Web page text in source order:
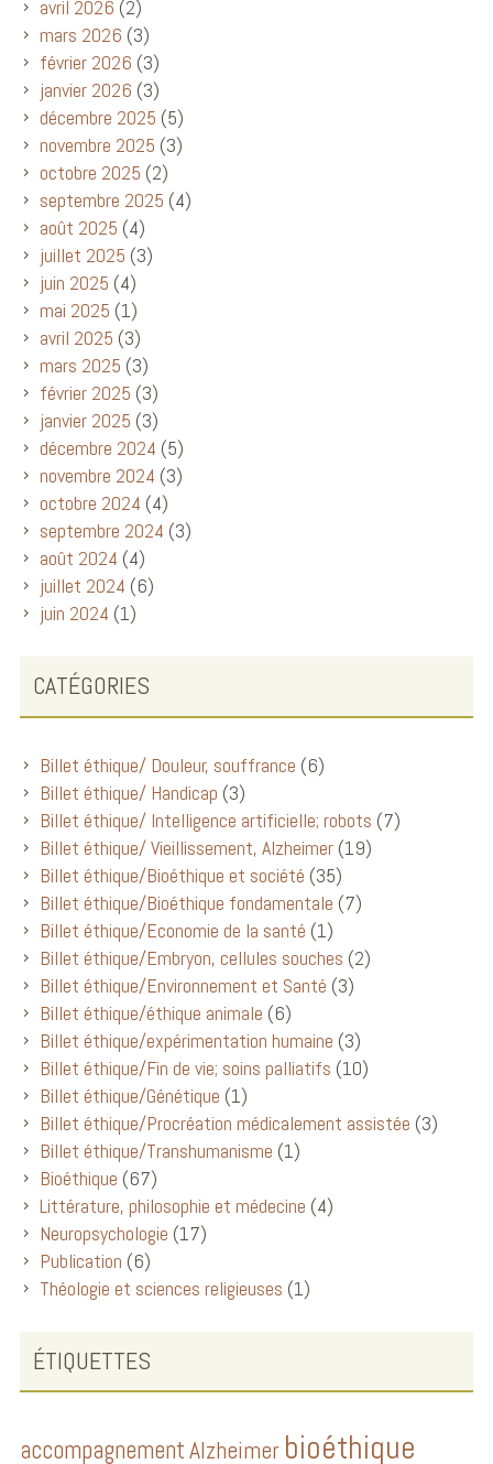
avril 2026 (2)
mars 2026 (3)
février 2026 (3)
janvier 2026 (3)
décembre 2025 (5)
novembre 2025 (3)
octobre 2025 (2)
septembre 2025 (4)
août 2025 (4)
juillet 2025 (3)
juin 2025 (4)
mai 2025 (1)
avril 2025 (3)
mars 2025 (3)
février 2025 (3)
janvier 2025 (3)
décembre 2024 (5)
novembre 2024 (3)
octobre 2024 (4)
septembre 2024 (3)
août 2024 (4)
juillet 2024 (6)
juin 2024 (1)
CATÉGORIES
Billet éthique/ Douleur, souffrance (6)
Billet éthique/ Handicap (3)
Billet éthique/ Intelligence artificielle; robots (7)
Billet éthique/ Vieillissement, Alzheimer(19)
Billet éthique/Bioéthique et société (35)
Billet éthique/Bioéthique fondamentale (7)
Billet éthique/Economie de la santé (1)
Billet éthique/Embryon, cellules souches (2)
Billet éthique/Environnement et Santé (3)
Billet éthique/éthique animale (6)
Billet éthique/expérimentation humaine (3)
Billet éthique/Fin de vie; soins palliatifs (10)
Billet éthique/Génétique (1)
Billet éthique/Procréation médicalement assistée (3)
Billet éthique/Transhumanisme (1)
Bioéthique (67)
Littérature, philosophie et médecine (4)
Neuropsychologie (17)
Publication (6)
Théologie et sciences religieuses (1)
ÉTIQUETTES
accompagnementAlzheimer bioéthique